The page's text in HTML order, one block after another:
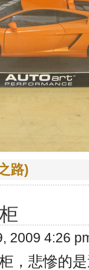
路)
2009 4:26
，悲慘的